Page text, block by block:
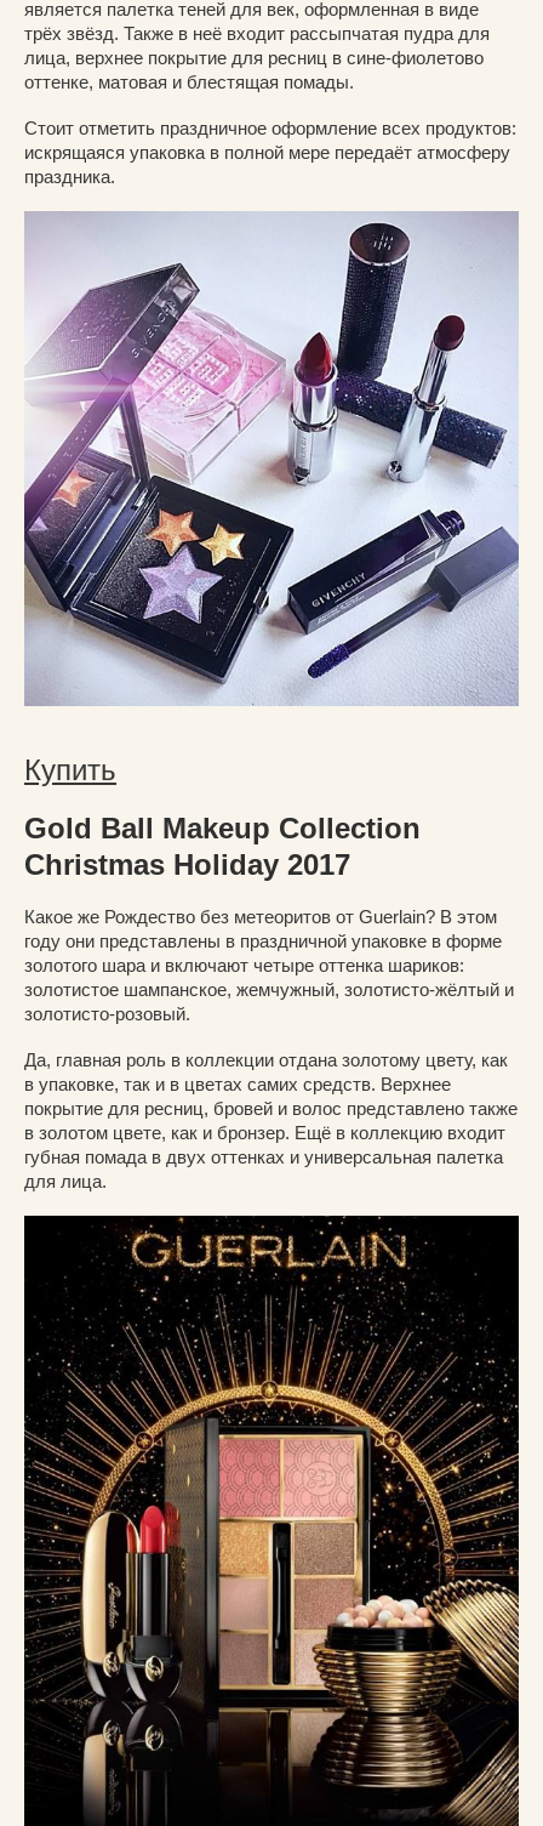
является палетка теней для век, оформленная в виде
трёх звёзд. Также в неё входит рассыпчатая пудра для
лица, верхнее покрытие для ресниц в сине-фиолетово
оттенке, матовая и блестящая помады.
Стоит отметить праздничное оформление всех продуктов:
искрящаяся упаковка в полной мере передаёт атмосферу
праздника.
Купить
Gold Ball Makeup Collection
Christmas Holiday 2017
Какое же Рождество без метеоритов от Guerlain? В этом
году они представлены в праздничной упаковке в форме
золотого шара и включают четыре оттенка шариков:
золотистое шампанское, жемчужный, золотисто-жёлтый и
золотисто-розовый.
Да, главная роль в коллекции отдана золотому цвету, как
в упаковке, так и в цветах самих средств. Верхнее
покрытие для ресниц, бровей и волос представлено также
в золотом цвете, как и бронзер. Ещё в коллекцию входит
губная помада в двух оттенках и универсальная палетка
для лица.